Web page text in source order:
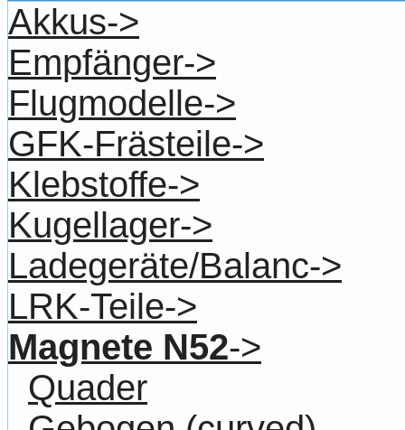
Akkus->
Empfänger->
Flugmodelle->
GFK-Frästeile->
Klebstoffe->
Kugellager->
Ladegeräte/Balanc->
LRK-Teile->
Magnete N52->
Quader